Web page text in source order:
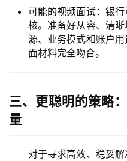
可能的视频面试：银
核。准备好从容、清
源、业务模式和账户
面材料完全吻合。
三、更聪明的策略
量
对于寻求高效、稳妥